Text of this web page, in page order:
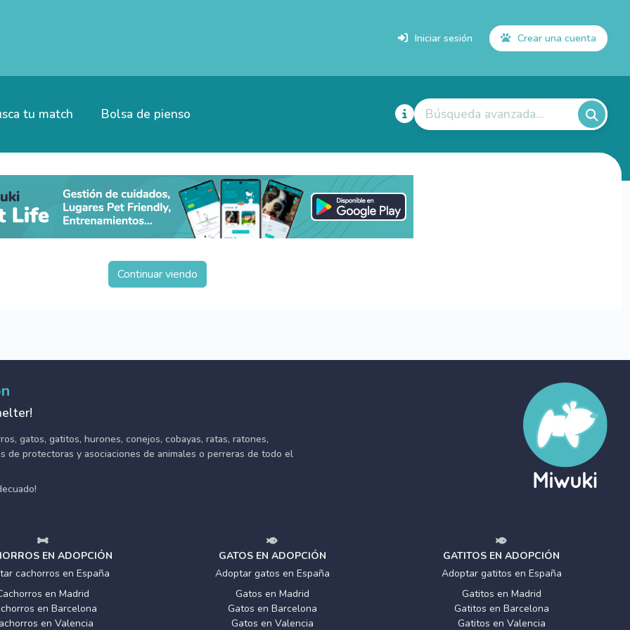
Iniciar sesión Crear una cuenta
tu match Bolsa de pienso Búsqueda avanzada...
Continuar viendo
gatos, gatitos, hurones, conejos, cobayas, ratas, ratones,
de protectoras y asociaciones de animales o perreras de todo el
EN ADOPCIÓN
cachorros en España
en Madrid
en Barcelona
en Valencia
GATOS EN ADOPCIÓN
Adoptar gatos en España
Gatos en Madrid
Gatos en Barcelona
Gatos en Valencia
GATITOS EN ADOPCIÓN
Adoptar gatitos en España
Gatitos en Madrid
Gatitos en Barcelona
Gatitos en Valencia